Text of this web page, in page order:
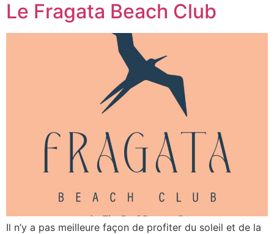
Le Fragata Beach Club
Il n’y a pas meilleure façon de profiter du soleil et de la